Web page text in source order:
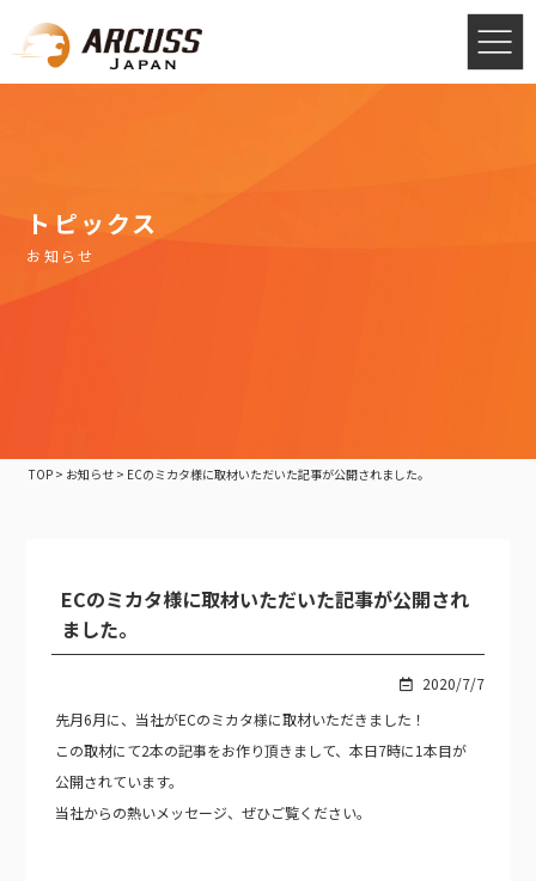
トピックス
お知らせ
TOP > お知らせ > ECのミカタ様に取材いただいた記事が公開されました。
ECのミカタ様に取材いただいた記事が公開され
ました。
2020/7/7
先月6月に、当社がECのミカタ様に取材いただきました！
この取材にて2本の記事をお作り頂きまして、本日7時に1本目が
公開されています。
当社からの熱いメッセージ、ぜひご覧ください。